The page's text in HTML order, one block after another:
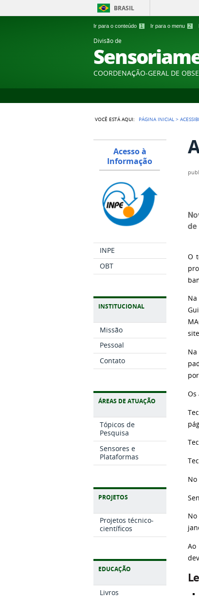
Ir para o conteúdo 1 Ir para o menu 2
BRASIL
Divisão de
COORDENAÇÃO-GERAL DE
VOCÊ ESTÁ AQUI: PÁGINA INICIAL >
Acesso à
Informação
INPE
OBT
INSTITUCIONAL
Missão
Pessoal
Contato
ÁREAS DE ATUAÇÃO
Tópicos de
Pesquisa
Sensores e
Plataformas
PROJETOS
Projetos técnico-
científicos
EDUCAÇÃO
Livros
O
Os
Ao